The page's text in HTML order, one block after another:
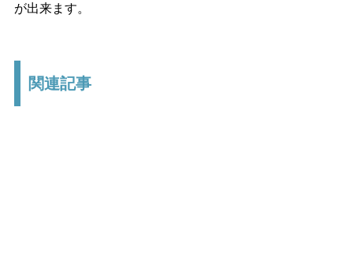
が出来ます。
関連記事